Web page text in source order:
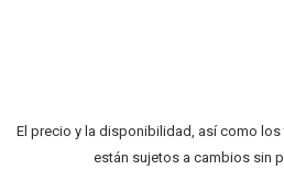
El precio y la disponibilidad, así como
están sujetos a cambios sin